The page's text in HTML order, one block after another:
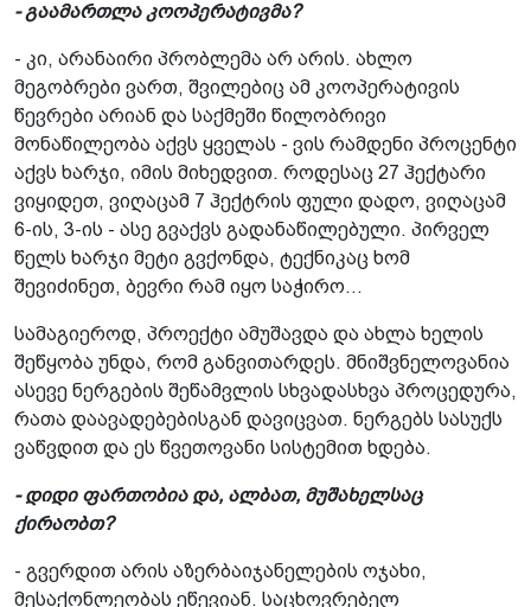
- გაამართლა კოოპერატივმა?
- კი, არანაირი პრობლემა არ არის. ახლო
მეგობრები ვართ, შვილებიც ამ კოოპერატივის
წევრები არიან და საქმეში წილობრივი
მონაწილეობა აქვს ყველას - ვის რამდენი პროცენტი
აქვს ხარჯი, იმის მიხედვით. როდესაც 27 ჰექტარი
ვიყიდეთ, ვიღაცამ 7 ჰექტრის ფული დადო, ვიღაცამ
6-ის, 3-ის - ასე გვაქვს გადანაწილებული. პირველ
წელს ხარჯი მეტი გვქონდა, ტექნიკაც ხომ
შევიძინეთ, ბევრი რამ იყო საჭირო...
სამაგიეროდ, პროექტი ამუშავდა და ახლა ხელის
შეწყობა უნდა, რომ განვითარდეს. მნიშვნელოვანია
ასევე ნერგების შეწამვლის სხვადასხვა პროცედურა,
რათა დაავადებებისგან დავიცვათ. ნერგებს სასუქს
ვაწვდით და ეს წვეთოვანი სისტემით ხდება.
- დიდი ფართობია და, ალბათ, მუშახელსაც
ქირაობთ?
- გვერდით არის აზერბაიჯანელების ოჯახი,
მესაქონლეობას ეწევიან. საცხოვრებელ